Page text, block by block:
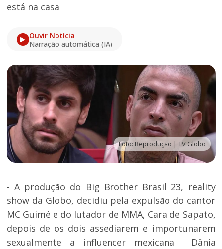
está na casa
Ouvir Notícia
Narração automática (IA)
Foto: Reprodução | TV Globo
- A produção do Big Brother Brasil 23, reality
show da Globo, decidiu pela expulsão do cantor
MC Guimé e do lutador de MMA, Cara de Sapato,
depois de os dois assediarem e importunarem
sexualmente a influencer mexicana Dânia